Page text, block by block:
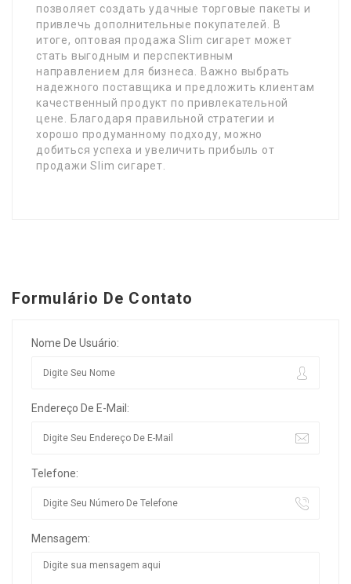
позволяет создать удачные торговые пакеты и
привлечь дополнительные покупателей. В
итоге, оптовая продажа Slim сигарет может
стать выгодным и перспективным
направлением для бизнеса. Важно выбрать
надежного поставщика и предложить клиентам
качественный продукт по привлекательной
цене. Благодаря правильной стратегии и
хорошо продуманному подходу, можно
добиться успеха и увеличить прибыль от
продажи Slim сигарет.
Formulário De Contato
Nome De Usuário:
Endereço De E-Mail:
Telefone:
Mensagem: